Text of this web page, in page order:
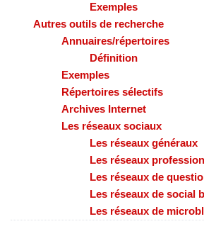
Exemples
Autres outils de recherche
Annuaires/répertoires
Définition
Exemples
Répertoires sélectifs
Archives Internet
Les réseaux sociaux
Les réseaux généraux
Les réseaux
Les réseaux de
Les réseaux de social
Les réseaux de